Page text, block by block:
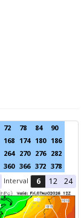
72 78 84
90
168 174 180 186
264 270 276 282
360 366 372 378
Interval 6 12 24